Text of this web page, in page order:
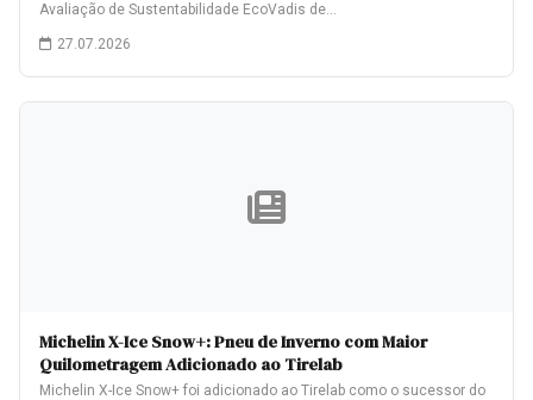
Avaliação de Sustentabilidade EcoVadis de…
27.07.2026
Michelin X-Ice Snow+: Pneu de Inverno com Maior
Quilometragem Adicionado ao Tirelab
Michelin X-Ice Snow+ foi adicionado ao Tirelab como o sucessor do